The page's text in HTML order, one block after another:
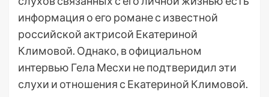
информация о его романе с известной
российской актрисой Екатериной
Климовой. Однако, в официальном
интервью Гела Месхи не подтверидил эти
слухи и отношения с Екатериной Климовой.